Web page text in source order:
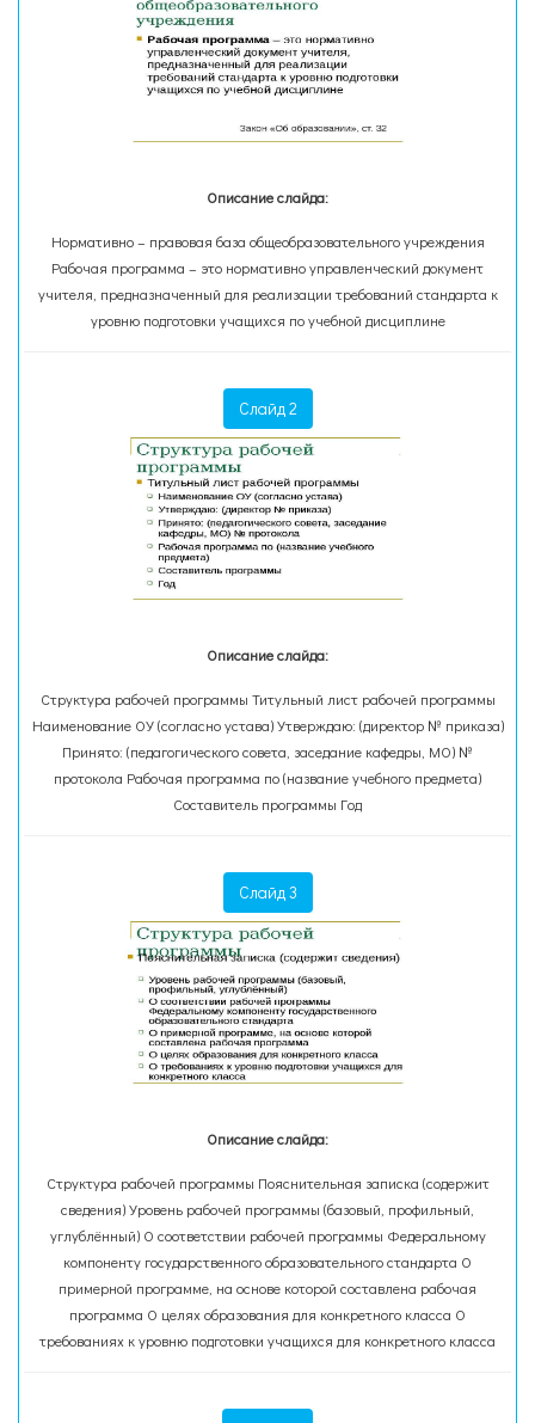
Описание слайда:
Нормативно – правовая база общеобразовательного учреждения
Рабочая программа – это нормативно управленческий документ
учителя, предназначенный для реализации требований стандарта к
уровню подготовки учащихся по учебной дисциплине
Слайд 2
Описание слайда:
Структура рабочей программы Титульный лист рабочей программы
Наименование ОУ (согласно устава) Утверждаю: (директор № приказа)
Принято: (педагогического совета, заседание кафедры, МО) №
протокола Рабочая программа по (название учебного предмета)
Составитель программы Год
Слайд 3
Описание слайда:
Структура рабочей программы Пояснительная записка (содержит
сведения) Уровень рабочей программы (базовый, профильный,
углублённый) О соответствии рабочей программы Федеральному
компоненту государственного образовательного стандарта О
примерной программе, на основе которой составлена рабочая
программа О целях образования для конкретного класса О
требованиях к уровню подготовки учащихся для конкретного класса